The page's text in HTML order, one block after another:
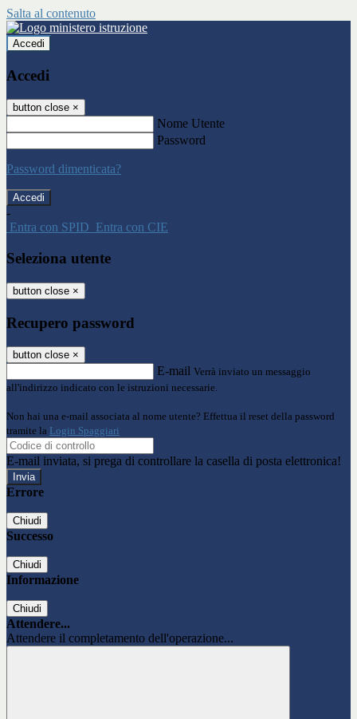
Salta al contenuto
Accedi
Accedi
button close ×
Nome Utente
Password
Password dimenticata?
-
Entra con SPID Entra con CIE
Seleziona utente
button close ×
Recupero password
button close ×
E-mail Verrà inviato un messaggio
all'indirizzo indicato con le istruzioni necessarie.
Non hai una e-mail associata al nome utente? Effettua il reset della password
tramite la Login Spaggiari
E-mail inviata, si prega di controllare la casella di posta elettronica!
Errore
Chiudi
Successo
Chiudi
Informazione
Chiudi
Attendere...
Attendere il completamento dell'operazione...